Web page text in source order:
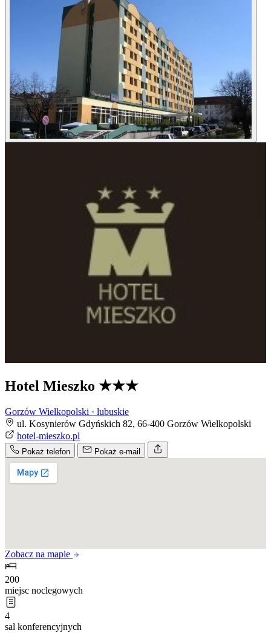
Hotel Mieszko ★★★
Gorzów Wielkopolski · lubuskie
ul. Kosynierów Gdyńskich 82, 66-400 Gorzów Wielkopolski
hotel-mieszko.pl
Pokaż telefon Pokaż e-mail
Zobacz na mapie
200
miejsc noclegowych
4
sal konferencyjnych